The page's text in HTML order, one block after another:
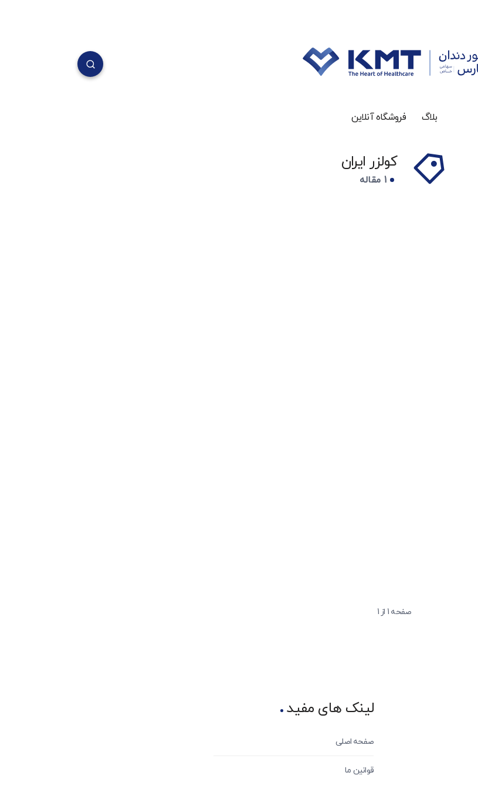
بلاگ فروشگاه آنلاین
کولزر ایران
1 مقاله
صفحه 1 از 1
لینک های مفید
صفحه اصلی
قوانین ما